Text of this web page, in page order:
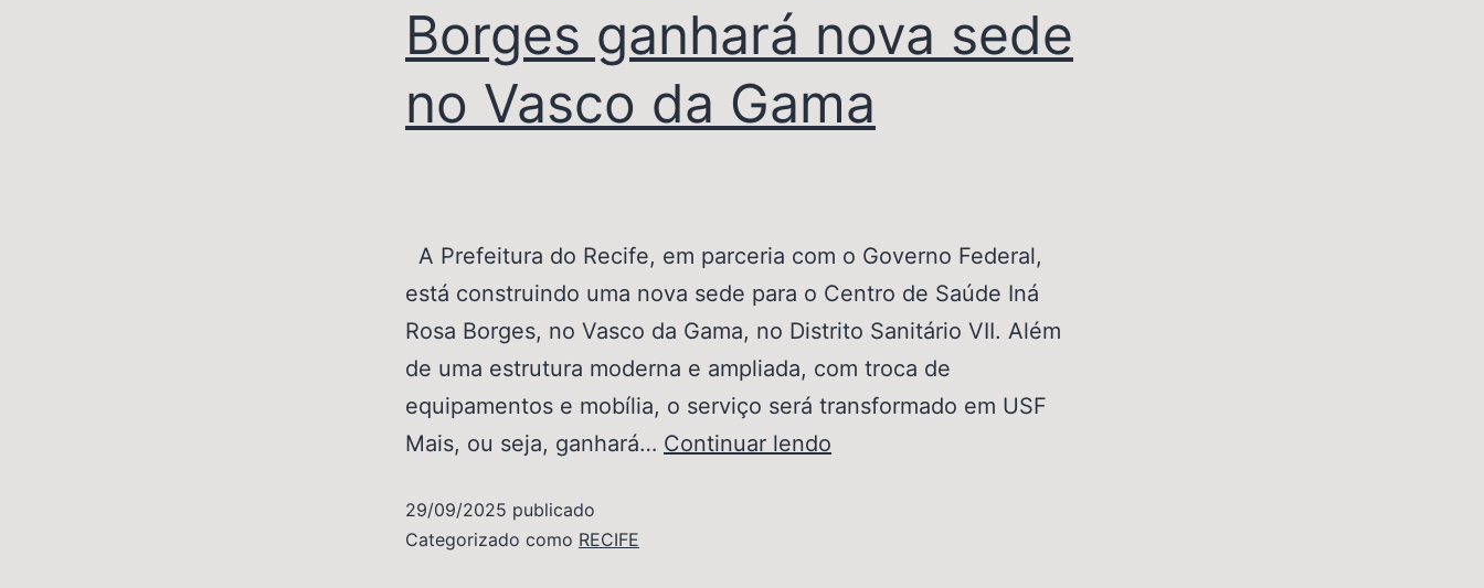
Borges ganhará nova sede
no Vasco da Gama
A Prefeitura do Recife, em parceria com o Governo Federal,
está construindo uma nova sede para o Centro de Saúde Iná
Rosa Borges, no Vasco da Gama, no Distrito Sanitário VII. Além
de uma estrutura moderna e ampliada, com troca de
equipamentos e mobília, o serviço será transformado em USF
Mais, ou seja, ganhará… Continuar lendo
29/09/2025 publicado
Categorizado como RECIFE